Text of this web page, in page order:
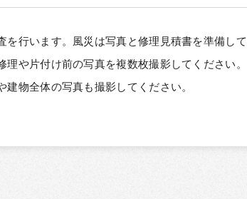
行います。風災は写真と修理見積書を準備して
や片付け前の写真を複数枚撮影してください。
物全体の写真も撮影してください。